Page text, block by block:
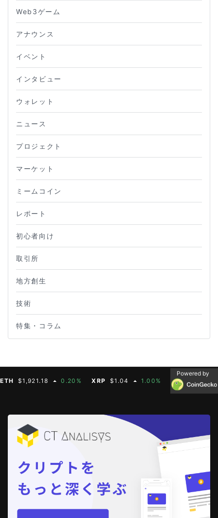
Web3ゲーム
アナウンス
イベント
インタビュー
ウォレット
ニュース
プロジェクト
マーケット
ミームコイン
レポート
初心者向け
取引所
地方創生
技術
特集・コラム
$1,921.18 0.20% XRP $1.04 1.00% BNB $604.50
Powered by